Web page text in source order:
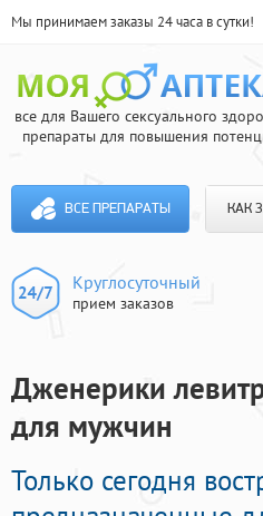
Мы принимаем заказы 24 часа в сутки!
все для Вашего сексуального
препараты для повышения
ВСЕ ПРЕПАРАТЫ КАК
Круглосуточный
прием заказов
Дженерики
для мужчин
Только сегодня